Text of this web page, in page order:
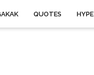
QUOTES HYPE